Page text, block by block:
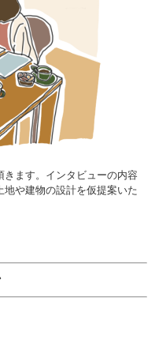
きます。インタビューの内容
や建物の設計を仮提案いた